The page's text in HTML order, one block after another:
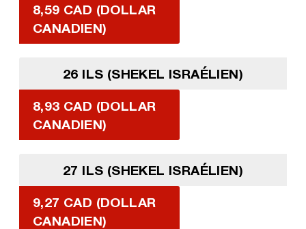
8,59 CAD (DOLLAR
CANADIEN)
26 ILS (SHEKEL ISRAÉLIEN)
8,93 CAD (DOLLAR
CANADIEN)
27 ILS (SHEKEL ISRAÉLIEN)
9,27 CAD (DOLLAR
CANADIEN)